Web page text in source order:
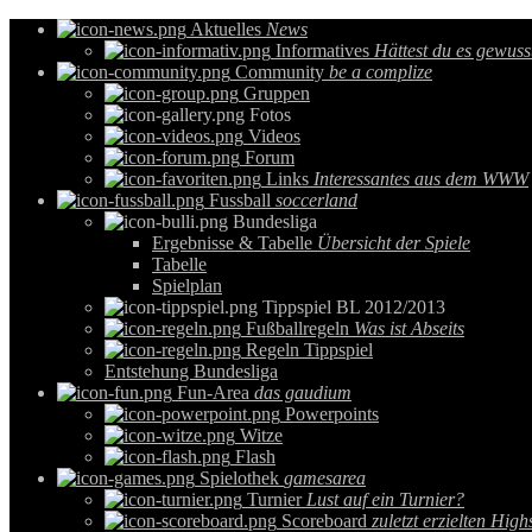
Aktuelles News
Informatives Hättest du es
Community be a complize
Gruppen
Fotos
Videos
Forum
Links Interessantes aus dem WWW
Fussball soccerland
Bundesliga
Ergebnisse & Tabelle Übersicht der Spiele
Tabelle
Spielplan
Tippspiel BL 2012/2013
Fußballregeln Was ist Abseits
Regeln Tippspiel
Entstehung Bundesliga
Fun-Area das gaudium
Powerpoints
Witze
Flash
Spielothek gamesarea
Turnier Lust auf ein Turnier?
Scoreboard zuletzt erzielten